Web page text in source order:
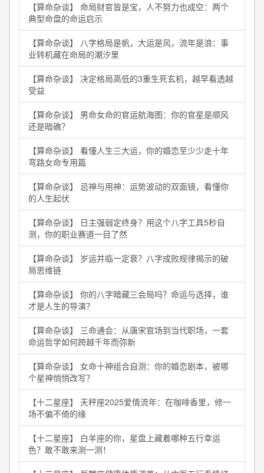
【算命杂谈】 命局财官皆是宝，人不努力也成空：两个
典型命盘的命运启示
【算命杂谈】 八字格局是帆，大运是风，流年是浪：事
业转机藏在命局的潮汐里
【算命杂谈】 决定格局高低的3重生死玄机，越早看透越
受益
【算命杂谈】 男命女命的官运航海图：你的官星是顺风
还是暗礁？
【算命杂谈】 看懂人生三大运，你的婚恋至少少走十年
弯路女命专用篇
【算命杂谈】 忌神与用神：运势波动的双面镜，看懂你
的人生起伏
【算命杂谈】 日主强弱定终身？用这个八字工具5秒自
测，你的职业赛道一目了然
【算命杂谈】 岁运并临一定衰？八字成败规律揭示的破
局思维链
【算命杂谈】 你的八字暗藏三会局吗？命运与选择，谁
才是人生的导演？
【算命杂谈】 三命通会：从唐宋官场到当代职场，一套
命运哲学如何跨越千年而弥新
【算命杂谈】 女命十神组合自测：你的婚恋剧本，被哪
个星神悄悄改写？
【十二星座】 天秤座2025爱情流年：在咖啡香里，修一
场不偏不倚的缘
【十二星座】 白羊座的你，星盘上藏着哪种五行幸运
色？敢不敢来测一测！